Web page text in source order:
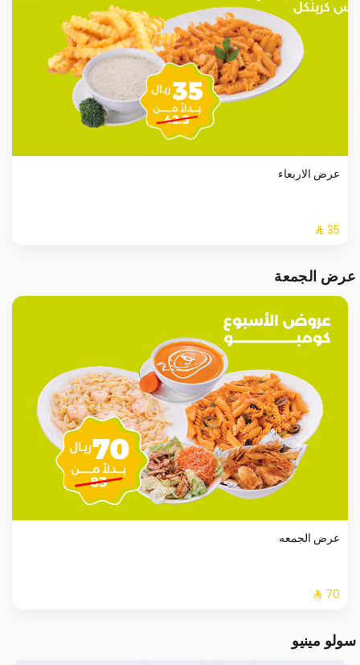
عرض الاربعاء
عرض الجمعة
عرض الجمعه
سولو مينيو